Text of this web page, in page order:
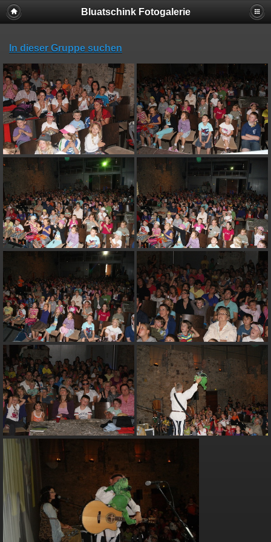
Bluatschink Fotogalerie
In dieser Gruppe suchen